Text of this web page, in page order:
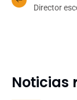
Director
Noticias